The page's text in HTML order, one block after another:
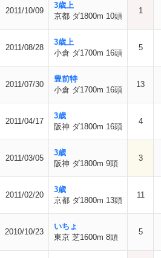
2011/10/09
3歳上
京都 ダ1800m 10頭
1
2011/08/28
3歳上
小倉 ダ1700m 16頭
5
2011/07/30
豊前特
小倉 ダ1700m 16頭
13
2011/04/17
3歳
阪神 ダ1800m 16頭
4
2011/03/05
3歳
阪神 ダ1800m 9頭
3
2011/02/20
3歳
京都 ダ1800m 13頭
11
2010/10/23
いちょ
東京 芝1600m 8頭
5